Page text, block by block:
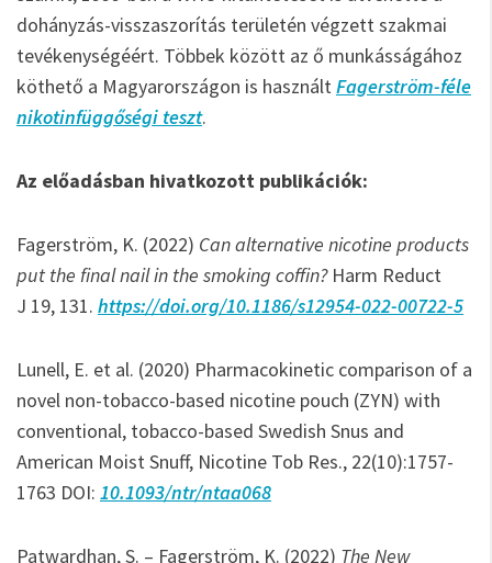
dohányzás-visszaszorítás területén végzett szakmai
tevékenységéért. Többek között az ő munkásságához
köthető a Magyarországon is használtFagerström-féle
nikotinfüggőségi teszt.
Az előadásban hivatkozott publikációk:
Fagerström, K. (2022) Can alternative nicotine products
put the final nail in the smoking coffin?Harm Reduct
J 19, 131. https://doi.org/10.1186/s12954-022-00722-5
Lunell, E. et al. (2020) Pharmacokinetic comparison of a
novel non-tobacco-based nicotine pouch (ZYN) with
conventional, tobacco-based Swedish Snus and
American Moist Snuff, Nicotine Tob Res., 22(10):1757-
1763 DOI: 10.1093/ntr/ntaa068
Patwardhan, S. – Fagerström, K. (2022) The New